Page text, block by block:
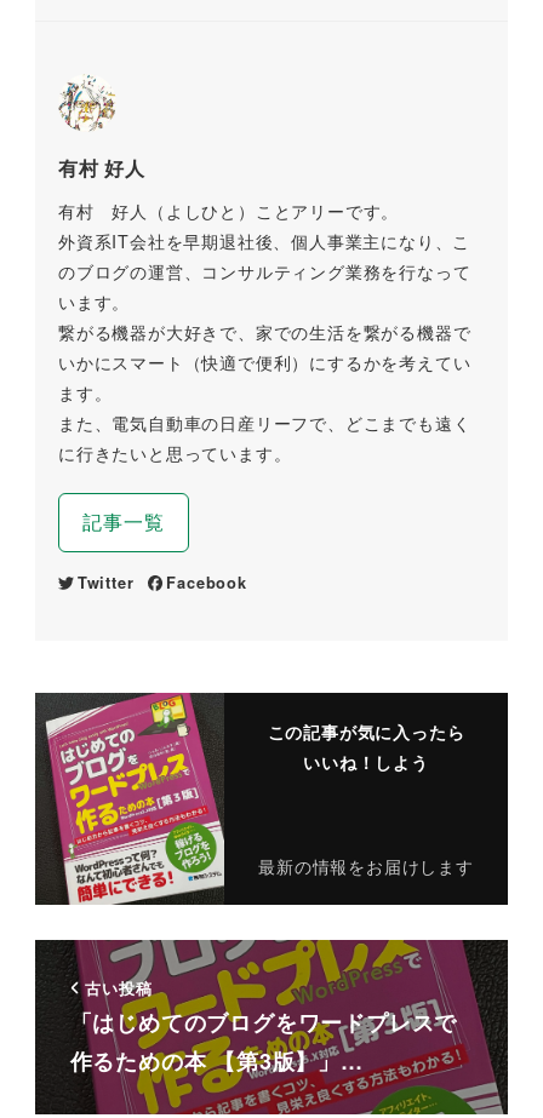
有村 好人
有村 好人（よしひと）ことアリーです。
外資系IT会社を早期退社後、個人事業主になり、こ
のブログの運営、コンサルティング業務を行なって
います。
繋がる機器が大好きで、家での生活を繋がる機器で
いかにスマート（快適で便利）にするかを考えてい
ます。
また、電気自動車の日産リーフで、どこまでも遠く
に行きたいと思っています。
記事一覧
Twitter Facebook
この記事が気に入ったら
いいね！しよう
最新の情報をお届けします
古い投稿
「はじめてのブログをワードプレスで
作るための本 【第3版】」…